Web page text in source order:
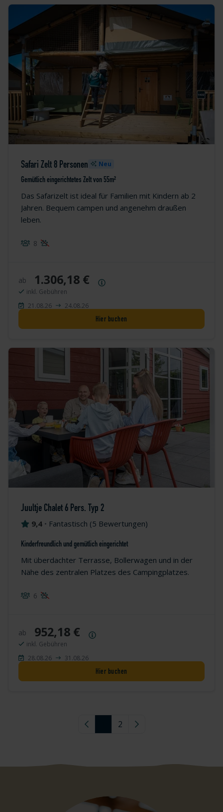
Safari Zelt 8 Personen Neu
Gemütlich eingerichtetes Zelt von 55m²
Das Safarizelt ist ideal für Familien mit Kindern ab 2
Jahren. Bequem campen und angenehm draußen
leben.
8
ab 1.306,18 €
inkl. Gebühren
21.08.26
24.08.26
Hier buchen
Juultje Chalet 6 Pers. Typ 2
9,4 • Fantastisch (5 Bewertungen)
Kinderfreundlich und gemütlich eingerichtet
Mit überdachter Terrasse, Bollerwagen und in der
Nähe des zentralen Platzes des Campingplatzes.
6
ab 952,18 €
inkl. Gebühren
28.08.26
31.08.26
Hier buchen
Vorherige Seite
2 Nächste Seite